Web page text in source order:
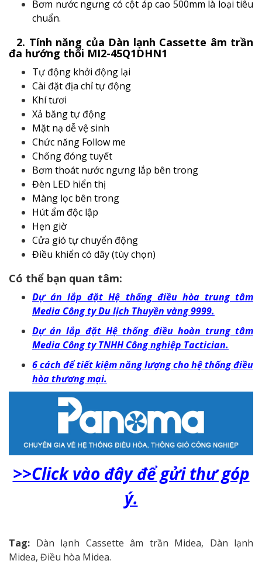
Bơm nước ngưng có cột áp cao 500mm là loại tiêu
chuẩn.
2. Tính năng của Dàn lạnh Cassette âm trần
đa hướng thổi MI2-45Q1DHN1
Tự động khởi động lại
Cài đặt địa chỉ tự động
Khí tươi
Xả băng tự động
Mặt nạ dễ vệ sinh
Chức năng Follow me
Chống đóng tuyết
Bơm thoát nước ngưng lắp bên trong
Đèn LED hiển thị
Màng lọc bên trong
Hút ẩm độc lập
Hẹn giờ
Cửa gió tự chuyển động
Điều khiển có dây (tùy chọn)
Có thể bạn quan tâm:
Dự án lắp đặt Hệ thống điều hòa trung tâm
Media Công ty Du lịch Thuyền vàng 9999.
Dự án lắp đặt Hệ thống điều hoàn trung tâm
Media Công ty TNHH Công nghiệp Tactician.
6 cách để tiết kiệm năng lượng cho hệ thống điều
hòa thương mại.
>>Click vào đây để gửi thư góp
ý.
Tag: Dàn lạnh Cassette âm trần Midea, Dàn lạnh
Midea, Điều hòa Midea.